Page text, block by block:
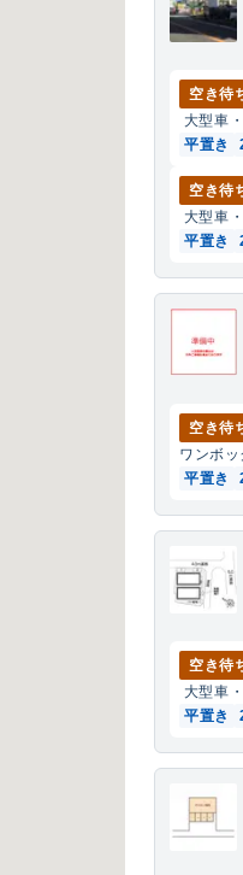
空き待
大型車
平置き
空き待
大型車
平置き
空き待
ワンボッ
平置き
空き待
大型車
平置き